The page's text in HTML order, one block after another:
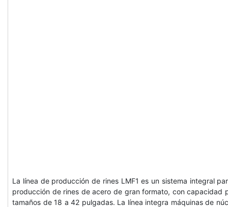
La línea de producción de rines LMF1 es un sistema integral
producción de rines de acero de gran formato, con capacidad
tamaños de 18 a 42 pulgadas. La línea integra máquinas de